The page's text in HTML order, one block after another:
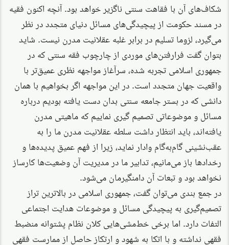
شکاف‌های آن با فقاهت سنتی ناگزیر خواهد بود. آنچه اکنون فقیه
در مسند حکومت از پیچیدگی‌های مسائل دنیای متجدد در نظر
می‌گیرد، لزوما تسلیم در برابر غلبه عقلانیت مدرن نیست. شاید
بتوان گفت فرارفتن‌های موردی از چارچوب فقه سنتی که در
جمهوری اسلامی تجربه شده، سرآغاز مواجهه نظری عمیق‌تر با
واقعیت جهان متجدد است. در این مواجهه اگر بخواهیم با همان
دانشی که در بستر جامعه سنتی بدان دست یافته بودیم درباره
مسائل و موضوعاتی تصمیم گیری نماییم که ماهیتی مدرن
یافته‌اند، باید انتظار داشت سلطه عقلانیت مدرن ما را به
عقب‌نشینی گام‌به‌گام وادار نماید، زیرا از فهم عمیق پدیده‌ها و
رخدادها باز می‌مانیم، تدابیر ما در مدیریت آن وضعیت‌ها کارساز
نخواهد بود و تبعات آن دامنگیرمان می‌شود.
در جمع بندی می‌توان گفت، جمهوری اسلامی در بالاترین تراز
تصمیم‌گیری به پیچیدگی مسائل و موضوعات هدایت اجتماعی
التفات دارد. اما برخی خط‌مشی‌هایی کلان نظام پشتوانه منضبط
فقهی نداشته و با اتکا به شهود و ارتکاز حاصل از ممارست فقهی